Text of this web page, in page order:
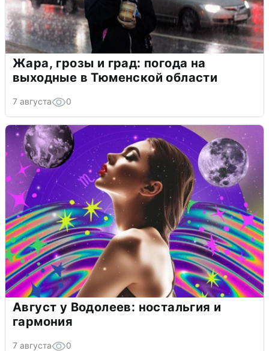
Жара, грозы и град: погода на
выходные в Тюменской области
7 августа 0
Август у Водолеев: ностальгия и
гармония
7 августа 0